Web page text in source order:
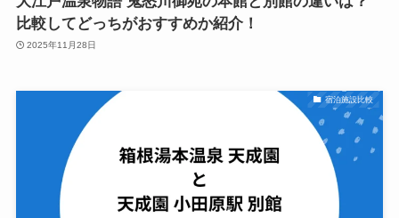
比較してどっちがおすすめか紹介！
2025年11月28日
宿泊施設比較